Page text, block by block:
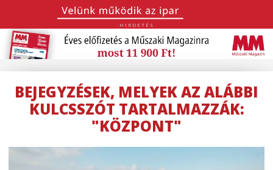
HIRDETÉS
BEJEGYZÉSEK, MELYEK AZ ALÁBBI
KULCSSZÓT TARTALMAZZÁK:
"KÖZPONT"